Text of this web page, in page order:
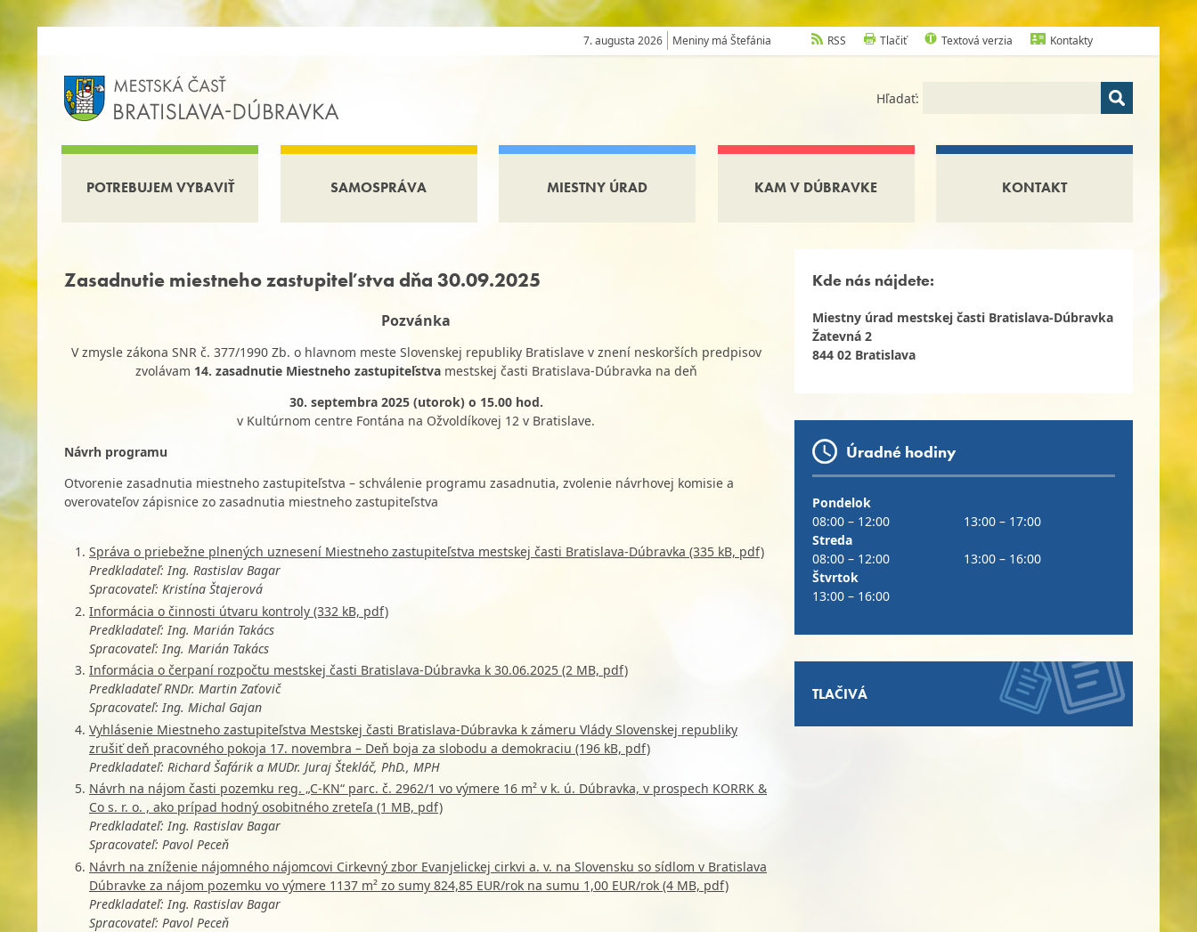
7. augusta 2026 Meniny má Štefánia RSS Tlačiť Textová verzia Kontakty
Hľadať:
POTREBUJEM VYBAVIŤ SAMOSPRÁVA MIESTNY ÚRAD KAM V DÚBRAVKE KONTAKT
Zasadnutie miestneho zastupiteľstva dňa 30.09.2025
Pozvánka
V zmysle zákona SNR č. 377/1990 Zb. o hlavnom meste Slovenskej republiky Bratislave v znení neskorších predpisov
zvolávam 14. zasadnutie Miestneho zastupiteľstvamestskej časti Bratislava-Dúbravka na deň
30. septembra 2025 (utorok) o 15.00 hod.
v Kultúrnom centre Fontána na Ožvoldíkovej 12 v Bratislave.
Návrh programu
Otvorenie zasadnutia miestneho zastupiteľstva – schválenie programu zasadnutia, zvolenie návrhovej komisie a
overovateľov zápisnice zo zasadnutia miestneho zastupiteľstva
Správa o priebežne plnených uznesení Miestneho zastupiteľstva mestskej časti Bratislava-Dúbravka (335 kB, pdf)
Predkladateľ: Ing. Rastislav Bagar
Spracovateľ: Kristína Štajerová
Informácia o činnosti útvaru kontroly (332 kB, pdf)
Predkladateľ: Ing. Marián Takács
Spracovateľ: Ing. Marián Takács
Informácia o čerpaní rozpočtu mestskej časti Bratislava-Dúbravka k 30.06.2025 (2 MB, pdf)
Predkladateľ RNDr. Martin Zaťovič
Spracovateľ: Ing. Michal Gajan
Vyhlásenie Miestneho zastupiteľstva Mestskej časti Bratislava-Dúbravka k zámeru Vlády Slovenskej republiky
zrušiť deň pracovného pokoja 17. novembra – Deň boja za slobodu a demokraciu (196 kB, pdf)
Predkladateľ: Richard Šafárik a MUDr. Juraj Štekláč, PhD., MPH
Návrh na nájom časti pozemku reg. „C-KN“ parc. č. 2962/1 vo výmere 16 m² v k. ú. Dúbravka, v prospech KORRK &
Co s. r. o. , ako prípad hodný osobitného zreteľa (1 MB, pdf)
Predkladateľ: Ing. Rastislav Bagar
Spracovateľ: Pavol Peceň
Návrh na zníženie nájomného nájomcovi Cirkevný zbor Evanjelickej cirkvi a. v. na Slovensku so sídlom v Bratislava
Dúbravke za nájom pozemku vo výmere 1137 m² zo sumy 824,85 EUR/rok na sumu 1,00 EUR/rok (4 MB, pdf)
Predkladateľ: Ing. Rastislav Bagar
Spracovateľ: Pavol Peceň
Kde nás nájdete:
Miestny úrad mestskej časti Bratislava-Dúbravka
Žatevná 2
844 02 Bratislava
Úradné hodiny
Pondelok
08:00 – 12:00
13:00 – 17:00
Streda
08:00 – 12:00
13:00 – 16:00
Štvrtok
13:00 – 16:00
TLAČIVÁ